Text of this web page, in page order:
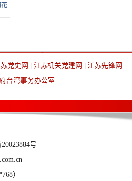
花
党史网 江苏机关党建网
江苏先锋网
台湾事务办公室
号
）